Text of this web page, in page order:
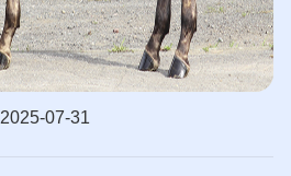
2025-07-31